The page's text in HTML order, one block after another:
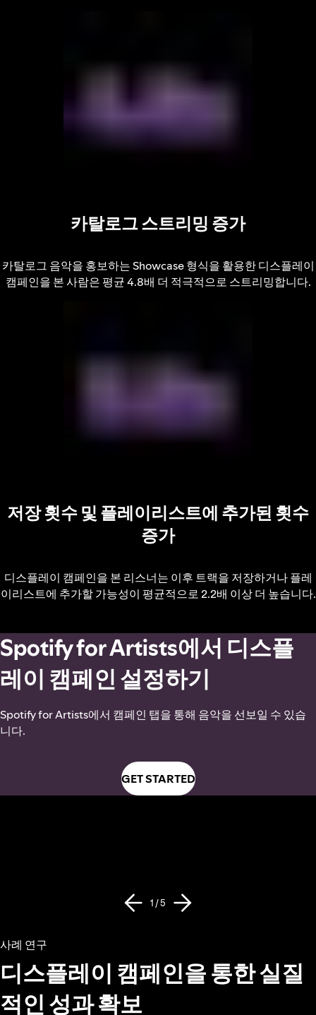
카탈로그 스트리밍 증가
카탈로그 음악을 홍보하는 Showcase 형식을 활용한 디스플레이
캠페인을 본 사람은 평균 4.8배 더 적극적으로 스트리밍합니다.
저장 횟수 및 플레이리스트에 추가된 횟수
증가
디스플레이 캠페인을 본 리스너는 이후 트랙을 저장하거나 플레
이리스트에 추가할 가능성이 평균적으로 2.2배 이상 더 높습니다.
Spotify for Artists에서 디스플
레이 캠페인 설정하기
Spotify for Artists에서 캠페인 탭을 통해 음악을 선보일 수 있습
니다.
GET STARTED
1 / 5
사례 연구
디스플레이 캠페인을 통한 실질
적인 성과 확보